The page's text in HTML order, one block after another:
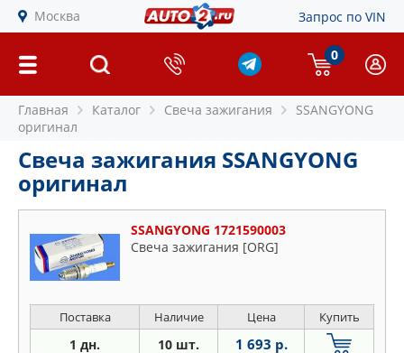
Москва Запрос по VIN
0
Главная Каталог Свеча зажигания
SSANGYONG
оригинал
Свеча зажигания SSANGYONG
оригинал
SSANGYONG 1721590003
Свеча зажигания [ORG]
Поставка Наличие Цена Купить
1 дн. 10 шт. 1 693 р.